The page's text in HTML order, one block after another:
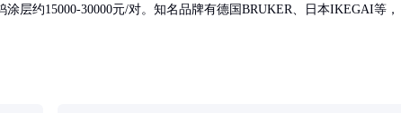
层约15000-30000元/对。知名品牌有德国BRUKER、日本IKEGAI等，